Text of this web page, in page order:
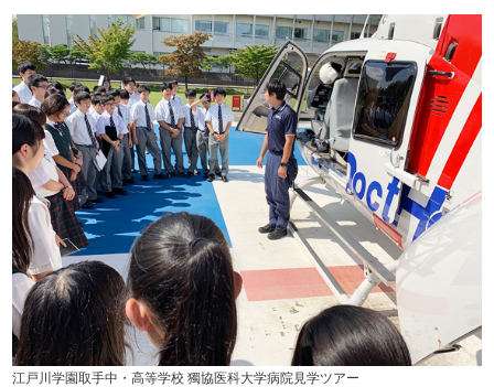
江戸川学園取手中・高等学校 獨協医科大学病院見学ツアー